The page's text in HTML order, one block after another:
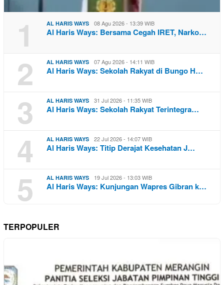
1 AL HARIS WAYS 08 Agu 2026 - 13:39 WIB
Al Haris Ways: Bersama Cegah IRET, Narko…
2 AL HARIS WAYS 07 Agu 2026 - 14:11 WIB
Al Haris Ways: Sekolah Rakyat di Bungo H…
3 AL HARIS WAYS 31 Jul 2026 - 11:35 WIB
Al Haris Ways: Sekolah Rakyat Terintegra…
4 AL HARIS WAYS 22 Jul 2026 - 14:07 WIB
Al Haris Ways: Titip Derajat Kesehatan J…
5 AL HARIS WAYS 19 Jul 2026 - 13:03 WIB
Al Haris Ways: Kunjungan Wapres Gibran k…
TERPOPULER